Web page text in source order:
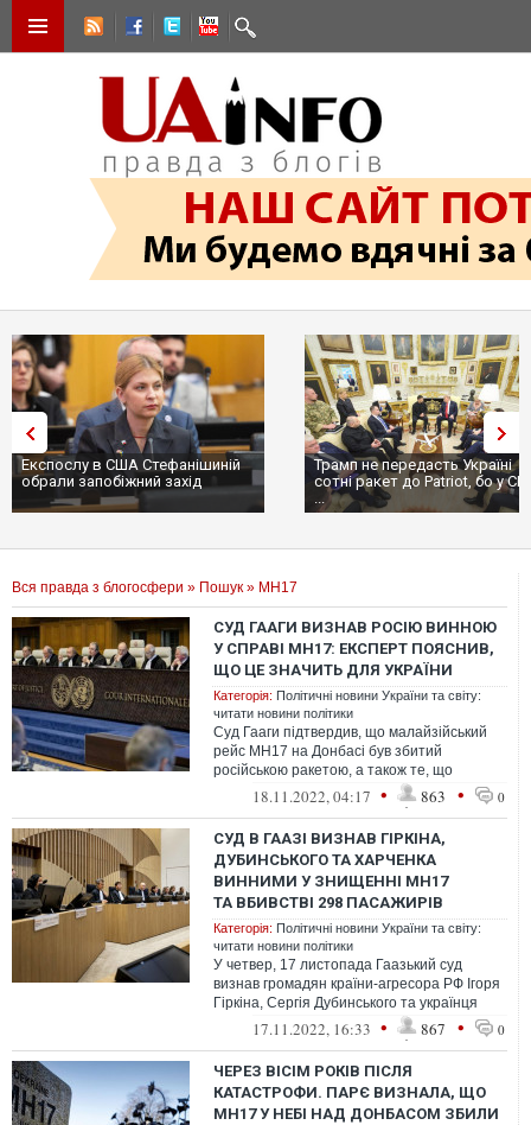
Експослу в США Стефанішиній
обрали запобіжний захід
Трамп не передасть Україні
сотні ракет до Patriot, бо у
...
Вся правда з блогосфери » Пошук » МН17
СУД ГААГИ ВИЗНАВ РОСІЮ ВИННОЮ
У СПРАВІ МН17: ЕКСПЕРТ ПОЯСНИВ,
ЩО ЦЕ ЗНАЧИТЬ ДЛЯ УКРАЇНИ
Категорія: Політичні новини України та світу:
читати новини політики
Суд Гааги підтвердив, що малайзійський
рейс MH17 на Донбасі був збитий
російською ракетою, а також те, що
територію так званої "ДНР" на момент
18.11.2022, 04:17 • 863 • 0
СУД В ГААЗІ ВИЗНАВ ГІРКІНА,
ДУБИНСЬКОГО ТА ХАРЧЕНКА
ВИННИМИ У ЗНИЩЕННІ MH17
ТА ВБИВСТВІ 298 ПАСАЖИРІВ
Категорія: Політичні новини України та світу:
читати новини політики
У четвер, 17 листопада Гаазький суд
визнав громадян країни-агресора РФ Ігоря
Гіркіна, Сергія Дубинського та українця
Леоніда Харченка винними у знищен...
17.11.2022, 16:33 • 867 • 0
ЧЕРЕЗ ВІСІМ РОКІВ ПІСЛЯ
КАТАСТРОФИ. ПАРЄ ВИЗНАЛА, ЩО
МН17 У НЕБІ НАД ДОНБАСОМ ЗБИЛИ